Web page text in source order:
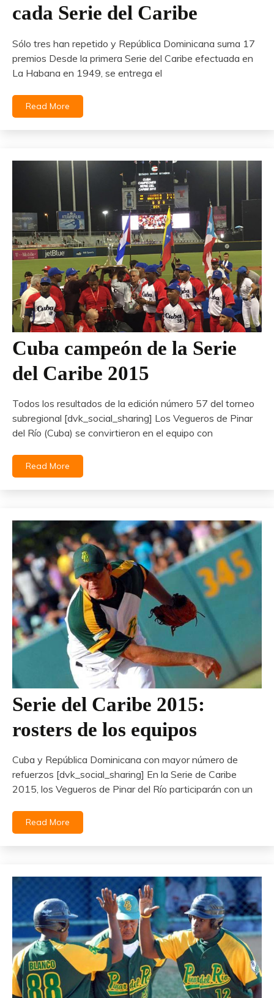
cada Serie del Caribe
Sólo tres han repetido y República Dominicana suma 17
premios Desde la primera Serie del Caribe efectuada en
La Habana en 1949, se entrega el
Read More
Cuba campeón de la Serie
del Caribe 2015
Todos los resultados de la edición número 57 del torneo
subregional [dvk_social_sharing] Los Vegueros de Pinar
del Río (Cuba) se convirtieron en el equipo con
Read More
Serie del Caribe 2015:
rosters de los equipos
Cuba y República Dominicana con mayor número de
refuerzos [dvk_social_sharing] En la Serie de Caribe
2015, los Vegueros de Pinar del Río participarán con un
Read More